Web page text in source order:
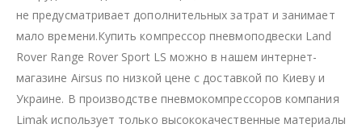
не предусматривает дополнительных затрат и занимает
мало времени.Купить компрессор пневмоподвески Land
Rover Range Rover Sport LS можно в нашем интернет-
магазине Airsus по низкой цене с доставкой по Киеву и
Украине. В производстве пневмокомпрессоров компания
Limak использует только высококачественные материалы